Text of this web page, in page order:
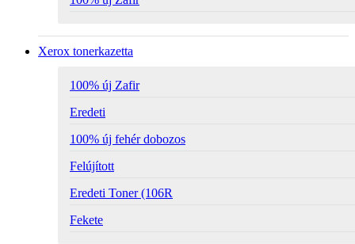
Xerox tonerkazetta
100% új Zafir
Eredeti
100% új fehér dobozos
Felújított
Eredeti Toner (106R
Fekete